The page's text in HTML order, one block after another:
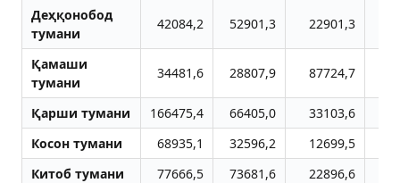
Деҳқонобод
тумани
42084,2 52901,3 22901,3
Қамаши
тумани
34481,6 28807,9 87724,7
Қарши тумани 166475,4 66405,0 33103,6
Косон тумани
68935,1 32596,2 12699,5
Китоб тумани
77666,5 73681,6 22896,6